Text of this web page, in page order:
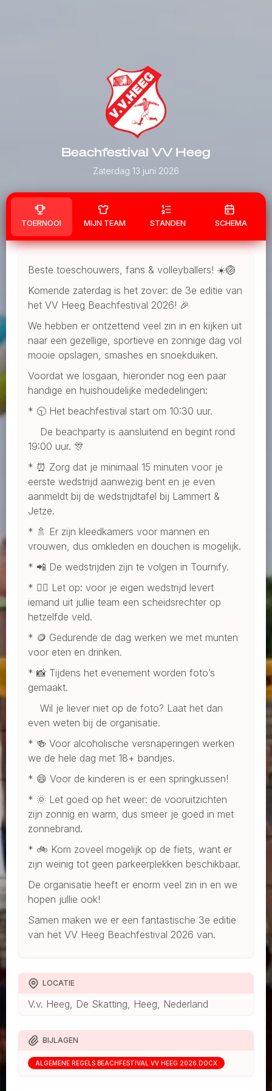
Beachfestival VV Heeg
Zaterdag 13 juni 2026
TOERNOOI MIJN TEAM STANDEN SCHEMA
Beste toeschouwers, fans & volleyballers! ☀️🏐
Komende zaterdag is het zover: de 3e editie van
het VV Heeg Beachfestival 2026! 🎉
We hebben er ontzettend veel zin in en kijken uit
naar een gezellige, sportieve en zonnige dag vol
mooie opslagen, smashes en snoekduiken.
Voordat we losgaan, hieronder nog een paar
handige en huishoudelijke mededelingen:
* 🕥 Het beachfestival start om 10:30 uur.
De beachparty is aansluitend en begint rond
19:00 uur. 🎊
* ⏰ Zorg dat je minimaal 15 minuten voor je
eerste wedstrijd aanwezig bent en je even
aanmeldt bij de wedstrijdtafel bij Lammert &
Jetze.
* 🚿 Er zijn kleedkamers voor mannen en
vrouwen, dus omkleden en douchen is mogelijk.
* 📲 De wedstrijden zijn te volgen in Tournify.
* 🧑‍⚖️ Let op: voor je eigen wedstrijd levert
iemand uit jullie team een scheidsrechter op
hetzelfde veld.
* 🪙 Gedurende de dag werken we met munten
voor eten en drinken.
* 📸 Tijdens het evenement worden foto’s
gemaakt.
Wil je liever niet op de foto? Laat het dan
even weten bij de organisatie.
* 🍻 Voor alcoholische versnaperingen werken
we de hele dag met 18+ bandjes.
* 😄 Voor de kinderen is er een springkussen!
* 🌞 Let goed op het weer: de vooruitzichten
zijn zonnig en warm, dus smeer je goed in met
zonnebrand.
* 🚲 Kom zoveel mogelijk op de fiets, want er
zijn weinig tot geen parkeerplekken beschikbaar.
De organisatie heeft er enorm veel zin in en we
hopen jullie ook!
Samen maken we er een fantastische 3e editie
van het VV Heeg Beachfestival 2026 van.
LOCATIE
V.v. Heeg, De Skatting, Heeg, Nederland
BIJLAGEN
ALGEMENE REGELS BEACHFESTIVAL VV HEEG 2026.DOCX